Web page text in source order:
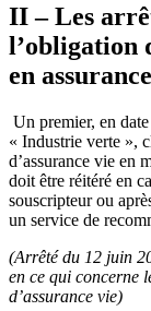
II – Les
l’obligation
en
Un premier, en
« Industrie verte »,
d’assurance vie en
doit être réitéré en
souscripteur ou
un service de
(Arrêté du 12 juin
en ce qui concerne
d’assurance vie)